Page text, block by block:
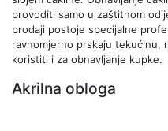
provoditi samo u zaštitnom
prodaji postoje specijalne
ravnomjerno prskaju tekućinu,
koristiti i za obnavljanje kupke.
Akrilna obloga